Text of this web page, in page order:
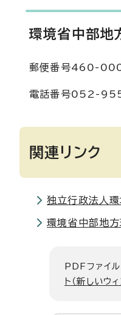
環境省中部地
郵便番号460-
電話番号052-
関連リンク
独立行政法人
環境省中部地
PDFファイ
ト（新しいウ